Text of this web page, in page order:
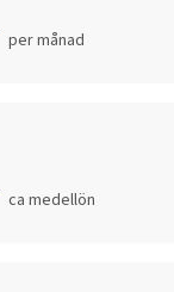
per månad
ca medellön